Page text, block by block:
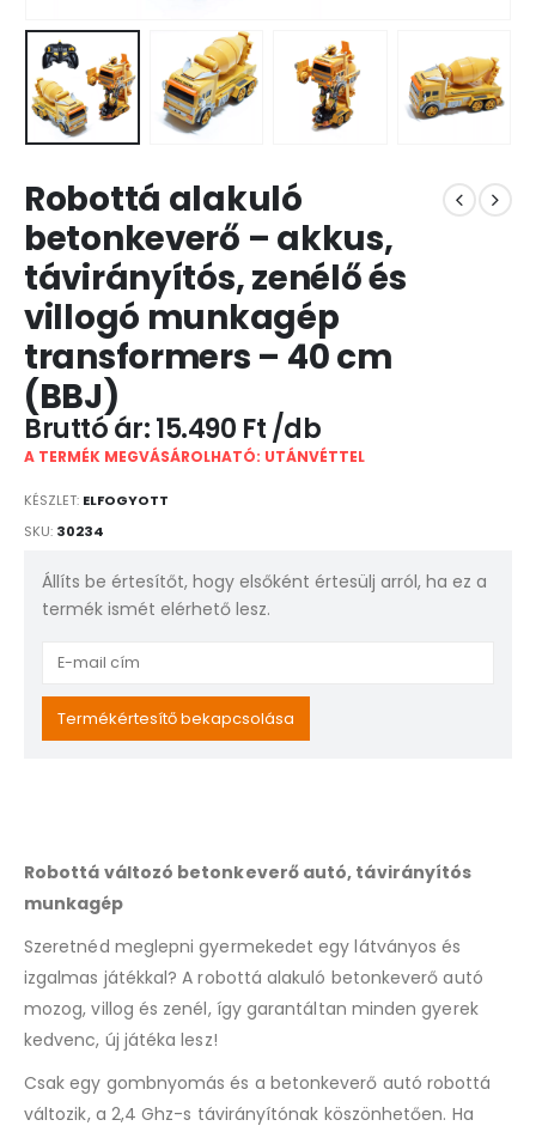
Robottá alakuló
betonkeverő – akkus,
távirányítós, zenélő és
villogó munkagép
transformers – 40 cm
(BBJ)
15.490 Ft
A TERMÉK MEGVÁSÁROLHATÓ: UTÁNVÉTTEL
KÉSZLET: ELFOGYOTT
SKU: 30234
Állíts be értesítőt, hogy elsőként értesülj arról, ha ez a
termék ismét elérhető lesz.
Enter
email
address
for
this
Termékértesítő bekapcsolása
Robottá változó betonkeverő autó, távirányítós
munkagép
Szeretnéd meglepni gyermekedet egy látványos és
izgalmas játékkal? A robottá alakuló betonkeverő autó
mozog, villog és zenél, így garantáltan minden gyerek
kedvenc, új játéka lesz!
Csak egy gombnyomás és a betonkeverő autó robottá
változik, a 2,4 Ghz-s távirányítónak köszönhetően. Ha